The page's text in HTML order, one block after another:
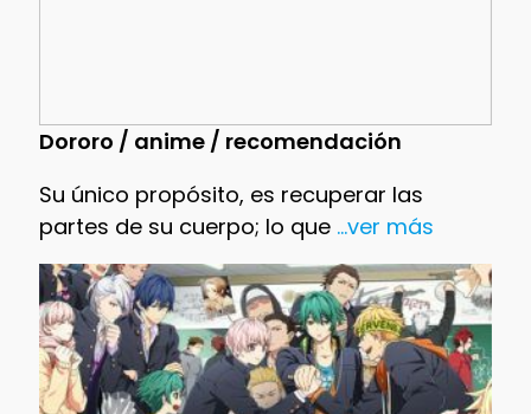
Dororo / anime / recomendación
Su único propósito, es recuperar las
partes de su cuerpo; lo que...ver más